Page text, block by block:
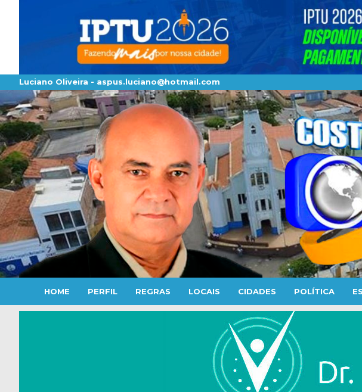
Luciano Oliveira - aspus.luciano@hotmail.com
HOME PERFIL REGRAS LOCAIS CIDADES POLÍTICA